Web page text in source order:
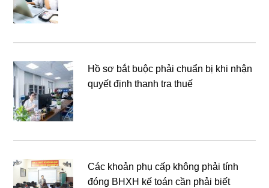
Hồ sơ bắt buộc phải chuẩn bị khi nhận
quyết định thanh tra thuế
Các khoản phụ cấp không phải tính
đóng BHXH kế toán cần phải biết